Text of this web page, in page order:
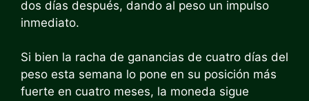
dos días después, dando al peso un impulso
inmediato.
Si bien la racha de ganancias de cuatro días del
peso esta semana lo pone en su posición más
fuerte en cuatro meses, la moneda sigue